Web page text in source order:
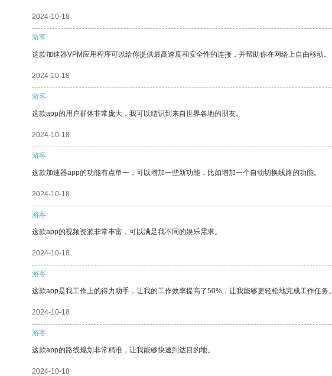
2024-10-18
游客
这款加速器VPM应用程序可以给你提供最高速度和安全性的连接，并帮助你在网络上自由移动。
2024-10-18
游客
这款app的用户群体非常庞大，我可以结识到来自世界各地的朋友。
2024-10-18
游客
这款加速器app的功能有点单一，可以增加一些新功能，比如增加一个自动切换线路的功能。
2024-10-18
游客
这款app的视频资源非常丰富，可以满足我不同的娱乐需求。
2024-10-18
游客
这款app是我工作上的得力助手，让我的工作效率提高了50%，让我能够更轻松地完成工作任务。
2024-10-18
游客
这款app的路线规划非常精准，让我能够快速到达目的地。
2024-10-18